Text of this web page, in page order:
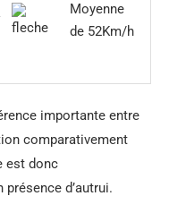
Moyenne
de 52Km/h
importante entre
comparativement
est donc
d’autrui.